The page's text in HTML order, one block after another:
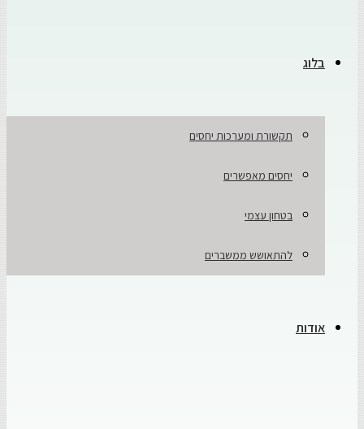
בלוג
תקשורת ומערכות יחסים
יחסים מאפשרים
בטחון עצמי
להתאושש ממשברים
אודות